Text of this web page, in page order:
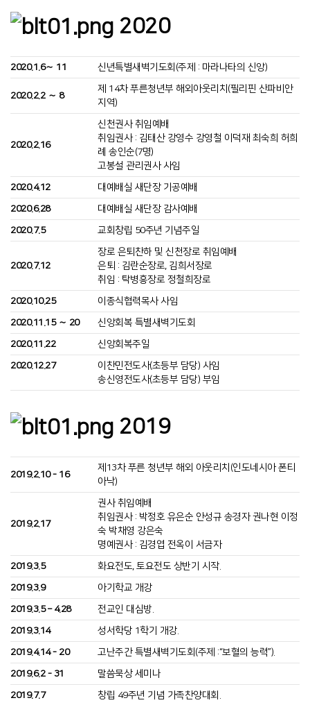
2020
2020.1.6∼ 11 신년특별새벽기도회(주제 : 마라나타의 신앙)
2020.2.2 ∼ 8
제 14차 푸른청년부 해외아웃리치(필리핀 산파비안
지역)
2020.2.16
신천권사 취임예배
취임권사 : 김태산 강영수 강영철 이덕재 최숙희 허희
례 송인순(7명)
고봉설 관리권사 사임
2020.4.12
대예배실 새단장 기공예배
2020.6.28
대예배실 새단장 감사예배
2020.7.5
교회창립 50주년 기념주일
2020.7.12
장로 은퇴찬하 및 신천장로 취임예배
은퇴 : 김란순장로, 김희서장로
취임 : 탁병흥장로 정철희장로
2020.10.25
이종식협력목사 사임
2020.11.15 ∼ 20
신앙회복 특별새벽기도회
2020.11.22
신앙회복주일
2020.12.27
이찬민전도사(초등부 담당) 사임
송신영전도사(초등부 담당) 부임
2019
2019.2.10 - 16
제13차 푸른 청년부 해외 아웃리치(인도네시아 폰티
아낙)
2019.2.17
권사 취임예배
취임권사 : 박정호 유은순 안성규 송경자 권나현 이정
숙 박채영 강은숙
명예권사 : 김경엽 전옥이 서금자
2019.3.5
화요전도, 토요전도 상반기 시작.
2019.3.9
아기학교 개강
2019.3.5 – 4.28
전교인 대심방.
2019.3.14
성서학당 1학기 개강.
2019.4.14 - 20
고난주간 특별새벽기도회(주제 :“보혈의 능력”).
2019.6.2 - 31
말씀묵상 세미나
2019.7.7
창립 49주년 기념 가족찬양대회.